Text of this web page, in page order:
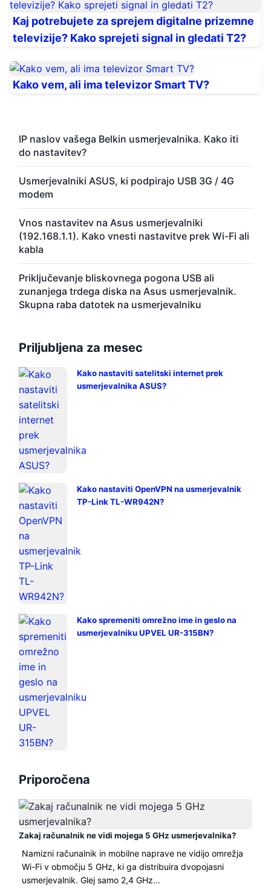
Kaj potrebujete za sprejem digitalne prizemne
televizije? Kako sprejeti signal in gledati T2?
Kako vem, ali ima televizor Smart TV?
IP naslov vašega Belkin usmerjevalnika. Kako iti
do nastavitev?
Usmerjevalniki ASUS, ki podpirajo USB 3G / 4G
modem
Vnos nastavitev na Asus usmerjevalniki
(192.168.1.1). Kako vnesti nastavitve prek Wi-Fi ali
kabla
Priključevanje bliskovnega pogona USB ali
zunanjega trdega diska na Asus usmerjevalnik.
Skupna raba datotek na usmerjevalniku
Priljubljena za mesec
Kako nastaviti satelitski internet prek
usmerjevalnika ASUS?
Kako nastaviti OpenVPN na usmerjevalnik
TP-Link TL-WR942N?
Kako spremeniti omrežno ime in geslo na
usmerjevalniku UPVEL UR-315BN?
Priporočena
Zakaj računalnik ne vidi mojega 5 GHz usmerjevalnika?
Namizni računalnik in mobilne naprave ne vidijo omrežja
Wi-Fi v območju 5 GHz, ki ga distribuira dvopojasni
usmerjevalnik. Glej samo 2,4 GHz...